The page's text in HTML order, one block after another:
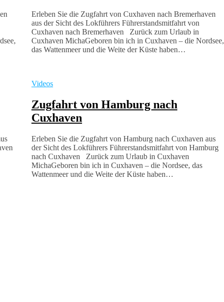
Erleben Sie die Zugfahrt von Cuxhaven nach Bremerhaven
aus der Sicht des Lokführers Führerstandsmitfahrt von
Cuxhaven nach Bremerhaven Zurück zum Urlaub in
Cuxhaven MichaGeboren bin ich in Cuxhaven – die Nordsee,
das Wattenmeer und die Weite der Küste haben…
Videos
Zugfahrt von Hamburg nach
Cuxhaven
Erleben Sie die Zugfahrt von Hamburg nach Cuxhaven aus
der Sicht des Lokführers Führerstandsmitfahrt von Hamburg
nach Cuxhaven Zurück zum Urlaub in Cuxhaven
MichaGeboren bin ich in Cuxhaven – die Nordsee, das
Wattenmeer und die Weite der Küste haben…